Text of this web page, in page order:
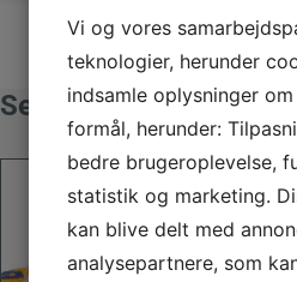
Se galleri
Vi og vores
teknologier, herunder
indsamle oplysninger
formål, herunder:
bedre brugeroplevelse,
statistik og marketing.
kan blive delt med
analysepartnere, som